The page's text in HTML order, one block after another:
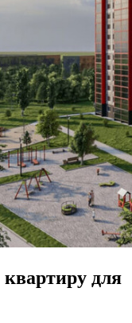
для